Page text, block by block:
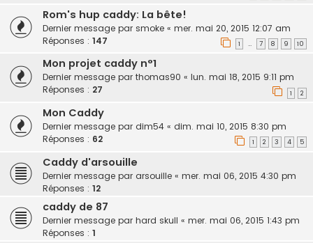
Rom's hup caddy: La bête!
Dernier message par smoke « mer. mai 20, 2015 12:07 am
Réponses : 147 1 … 7 8 9 10
Mon projet caddy n°1
Dernier message par thomas90 « lun. mai 18, 2015 9:11 pm
Réponses : 27 1 2
Mon Caddy
Dernier message par dim54 « dim. mai 10, 2015 8:30 pm
Réponses : 62 1 2 3 4 5
Caddy d'arsouille
Dernier message par arsouille « mer. mai 06, 2015 4:30 pm
Réponses : 12
caddy de 87
Dernier message par hard skull « mer. mai 06, 2015 1:43 pm
Réponses : 1